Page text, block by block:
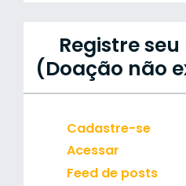
Registre seu
(Doação não
Cadastre-se
Acessar
Feed de posts